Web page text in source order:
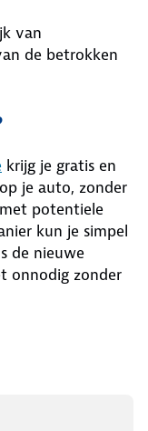
van
de betrokken
krijg je gratis en
je auto, zonder
potentiele
kun je simpel
de nieuwe
onnodig zonder